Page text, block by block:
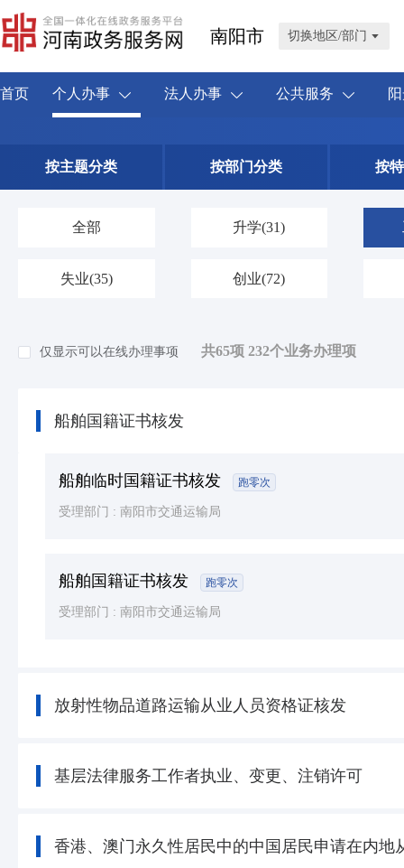
南阳市 切换地区/部门
首页 个人办事 法人办事 公共服务
按主题分类 按部门分类 按
全部 升学(31)
失业(35) 创业(72)
仅显示可以在线办理事项 共65项 232个业务办理项
船舶国籍证书核发
船舶临时国籍证书核发 跑零次
受理部门 : 南阳市交通运输局
船舶国籍证书核发 跑零次
受理部门 : 南阳市交通运输局
放射性物品道路运输从业人员资格证核发
基层法律服务工作者执业、变更、注销许可
香港、澳门永久性居民中的中国居民申请在内地